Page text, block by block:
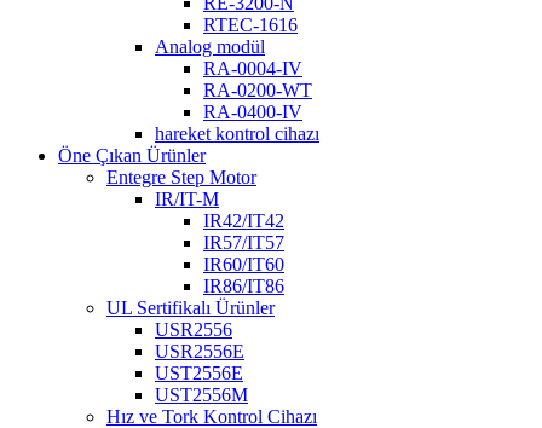
RTEC-1616
Analog modül
RA-0004-IV
RA-0200-WT
RA-0400-IV
hareket kontrol cihazı
Öne Çıkan Ürünler
Entegre Step Motor
IR/IT-M
IR42/IT42
IR57/IT57
IR60/IT60
IR86/IT86
UL Sertifikalı Ürünler
USR2556
USR2556E
UST2556E
UST2556M
Hız ve Tork Kontrol Cihazı